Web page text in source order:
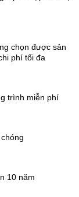
chọn được sản
phí tối đa
trình miễn phí
10 năm